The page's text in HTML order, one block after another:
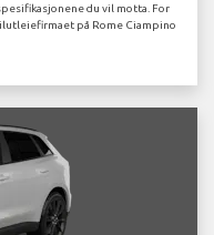
du vil motta. For
på Rome Ciampino